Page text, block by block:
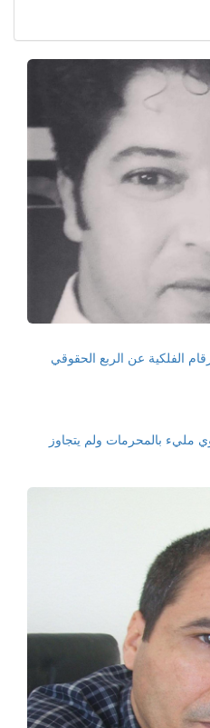
الفلكية عن الربع الحقوقي
مليء بالمحرمات ولم يتجاوز